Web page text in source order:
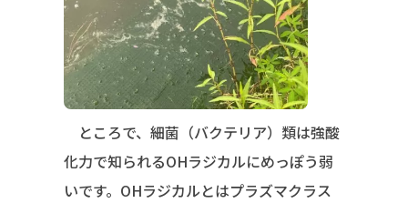
ところで、細菌（バクテリア）類は強酸
化力で知られるOHラジカルにめっぽう弱
いです。OHラジカルとはプラズマクラス